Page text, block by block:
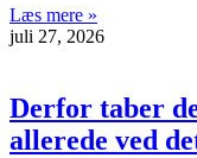
Læs mere »
juli 27, 2026
Derfor taber
allerede ved